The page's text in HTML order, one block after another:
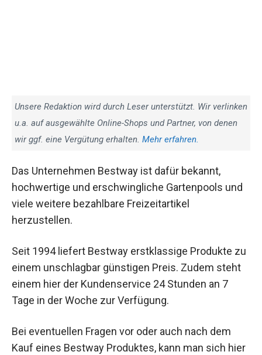
Unsere Redaktion wird durch Leser unterstützt. Wir verlinken
u.a. auf ausgewählte Online-Shops und Partner, von denen
wir ggf. eine Vergütung erhalten. Mehr erfahren.
Das Unternehmen Bestway ist dafür bekannt,
hochwertige und erschwingliche Gartenpools und
viele weitere bezahlbare Freizeitartikel
herzustellen.
Seit 1994 liefert Bestway erstklassige Produkte zu
einem unschlagbar günstigen Preis. Zudem steht
einem hier der Kundenservice 24 Stunden an 7
Tage in der Woche zur Verfügung.
Bei eventuellen Fragen vor oder auch nach dem
Kauf eines Bestway Produktes, kann man sich hier